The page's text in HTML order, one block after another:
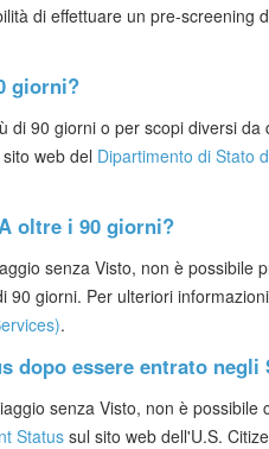
di effettuare un pre-screening
giorni?
90 giorni o per scopi diversi
web del Dipartimento di Stato
oltre i 90 giorni?
senza Visto, non è possibile
giorni. Per ulteriori
.
dopo essere entrato
senza Visto, non è
Statussul sito web dell'U.S.